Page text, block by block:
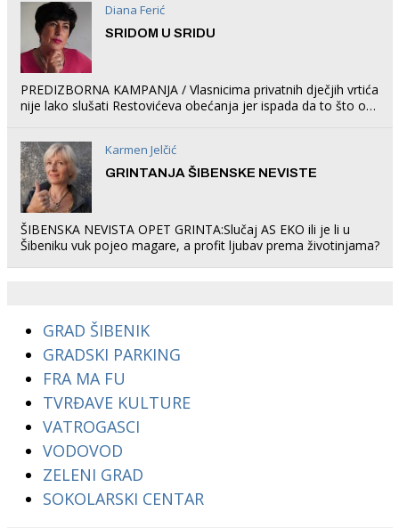
Diana Ferić
SRIDOM U SRIDU
PREDIZBORNA KAMPANJA / Vlasnicima privatnih dječjih vrtića
nije lako slušati Restovićeva obećanja jer ispada da to što oni
Karmen Jelčić
GRINTANJA ŠIBENSKE NEVISTE
ŠIBENSKA NEVISTA OPET GRINTA:Slučaj AS EKO ili je li u
Šibeniku vuk pojeo magare, a profit ljubav prema životinjama?
GRAD ŠIBENIK
GRADSKI PARKING
FRA MA FU
TVRĐAVE KULTURE
VATROGASCI
VODOVOD
ZELENI GRAD
SOKOLARSKI CENTAR